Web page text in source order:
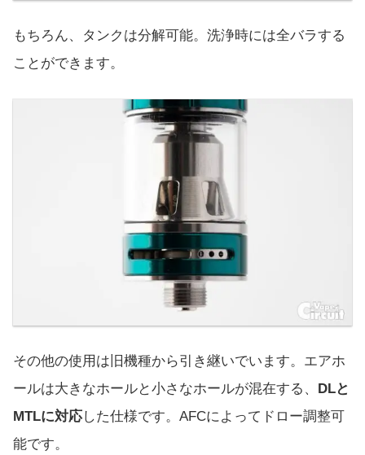
もちろん、タンクは分解可能。洗浄時には全バラする
ことができます。
その他の使用は旧機種から引き継いでいます。エアホ
ールは大きなホールと小さなホールが混在する、 DLと
MTLに対応した仕様です。AFCによってドロー調整可
能です。